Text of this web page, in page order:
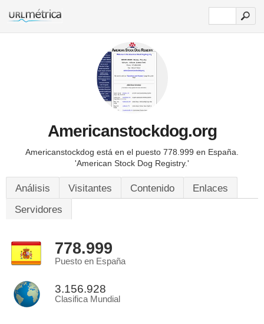
Americanstockdog.org
Americanstockdog está en el puesto 778.999 en España.
'American Stock Dog Registry.'
Análisis Visitantes Contenido
Enlaces
Servidores
778.999
Puesto en España
3.156.928
Clasifica Mundial